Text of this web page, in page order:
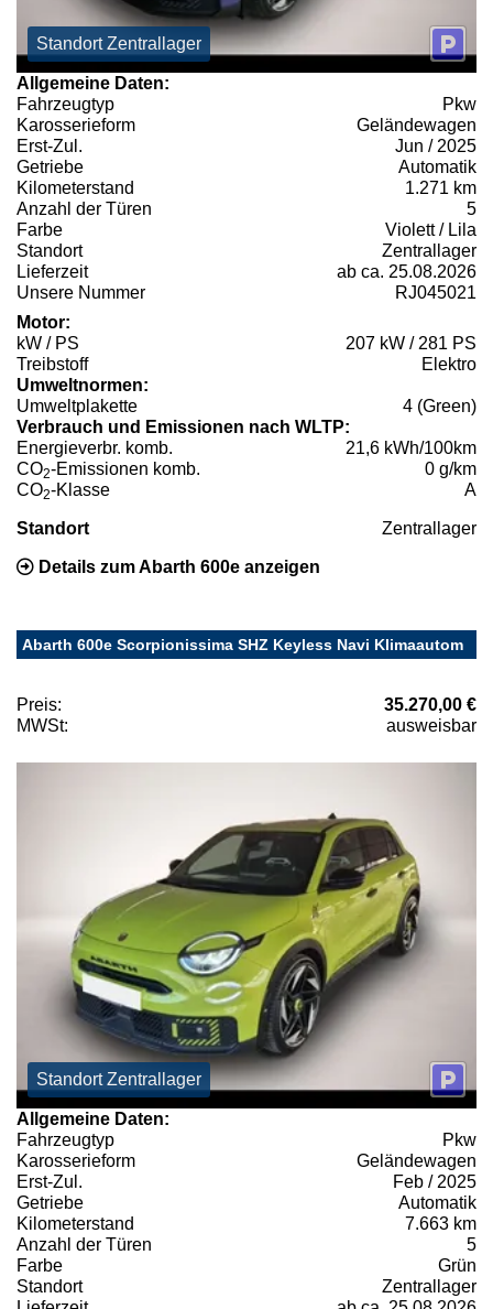
Standort Zentrallager
Allgemeine Daten:
Fahrzeugtyp
Pkw
Karosserieform
Geländewagen
Erst-Zul.
Jun / 2025
Getriebe
Automatik
Kilometerstand
1.271 km
Anzahl der Türen
5
Farbe
Violett / Lila
Standort
Zentrallager
Lieferzeit
ab ca. 25.08.2026
Unsere Nummer
RJ045021
Motor:
kW / PS
207 kW / 281 PS
Treibstoff
Elektro
Umweltnormen:
Umweltplakette
4 (Green)
Verbrauch und Emissionen nach WLTP:
Energieverbr. komb.
21,6 kWh/100km
CO2-Emissionen komb.
0 g/km
CO2-Klasse A
Standort Zentrallager
Details zum Abarth 600e anzeigen
Abarth 600e Scorpionissima SHZ Keyless Navi Klimaautom
Preis:
35.270,00 €
MWSt:
ausweisbar
Standort Zentrallager
Allgemeine Daten:
Fahrzeugtyp
Pkw
Karosserieform
Geländewagen
Erst-Zul.
Feb / 2025
Getriebe
Automatik
Kilometerstand
7.663 km
Anzahl der Türen
5
Farbe
Grün
Standort
Zentrallager